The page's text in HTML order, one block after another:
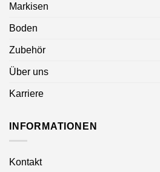
Markisen
Boden
Zubehör
Über uns
Karriere
INFORMATIONEN
Kontakt